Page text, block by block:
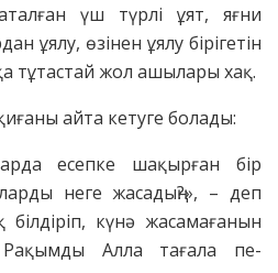
үш түрлі ұят, яғни
ұялу, өзінен ұялу бірігетін
тұтастай жол ашылары хақ.
айта кетуге болады:
есепке шақырған бір
неге жасадың?», – деп
күнә жасамағанын
Алла тағала пе-